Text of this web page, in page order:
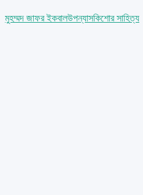
মুহম্মদ জাফর ইকবালউপন্যাসকিশোর সাহিত্য